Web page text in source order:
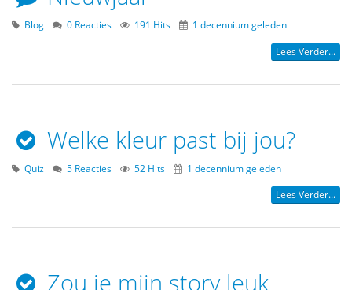
Blog 0 Reacties 191 Hits 1 decennium geleden
Lees Verder...
Welke kleur past bij jou?
Quiz 5 Reacties 52 Hits 1 decennium geleden
Lees Verder...
Zou je mijn story leuk